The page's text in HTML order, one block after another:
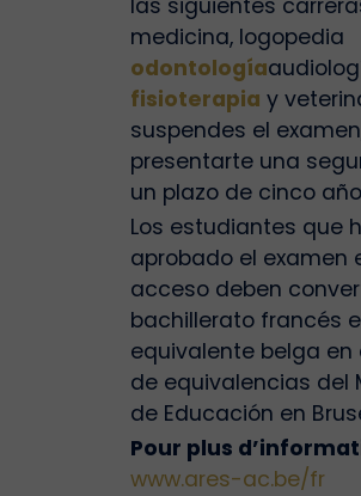
las siguientes
medicina, logopedia
odontología
fisioterapia y
suspendes el
presentarte una
un plazo de cinco
Los estudiantes que
aprobado el examen
acceso deben
bachillerato francés
equivalente belga en
de equivalencias del
de Educación en
Pour plus
www.ares-ac.be/fr